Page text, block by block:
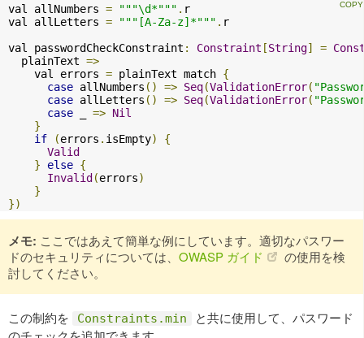
val allNumbers = """\d*""" . r
val allLetters = """[A-Za-z]*""" . r
val passwordCheckConstraint : Constraint [String] =
  plainText
=>
    val errors
= plainText match {
case allNumbers () => Seq(ValidationError(
case allLetters () => Seq(ValidationError(
case
=> Nil
}
if
(errors . isEmpty)
{
Valid
}
else {
Invalid (errors)
}
})
メモ: ここではあえて簡単な例にしています。適切なパスワー
ドのセキュリティについては、 OWASP ガイド
の使用を検
討してください。
この制約を Constraints.min
と共に使用して、パスワード